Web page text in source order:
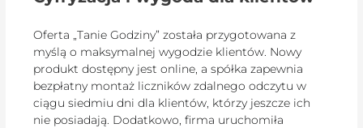
Oferta „Tanie Godziny” została przygotowana z
myślą o maksymalnej wygodzie klientów. Nowy
produkt dostępny jest online, a spółka zapewnia
bezpłatny montaż liczników zdalnego odczytu w
ciągu siedmiu dni dla klientów, którzy jeszcze ich
nie posiadają. Dodatkowo, firma uruchomiła